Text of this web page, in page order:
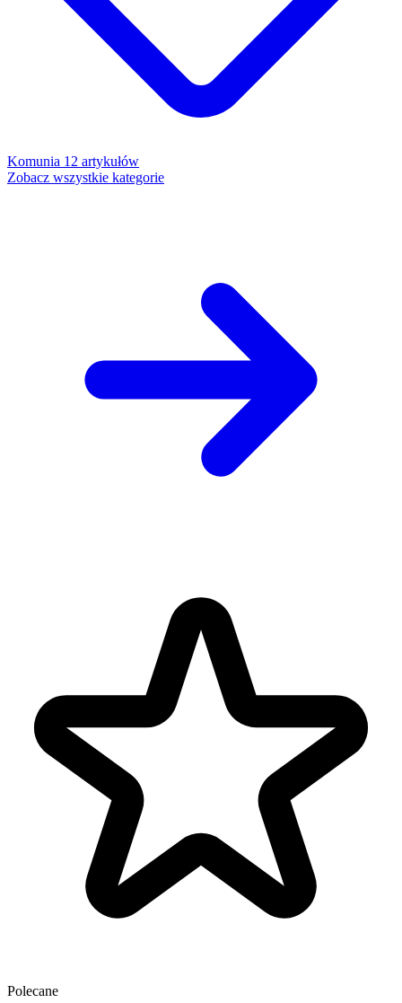
Komunia 12 artykułów
Zobacz wszystkie kategorie
Polecane